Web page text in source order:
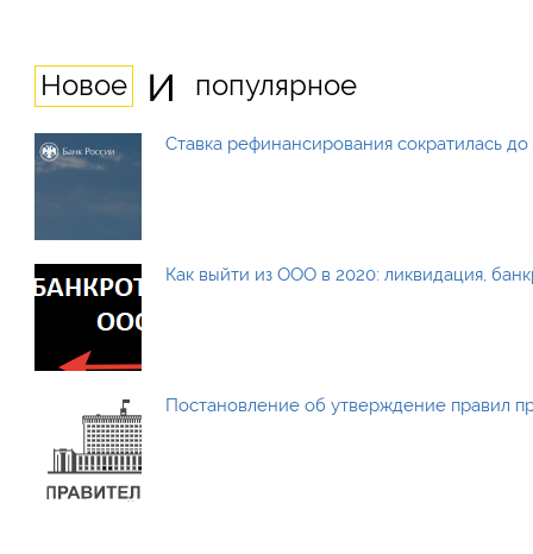
Новое и популярное
Ставка рефинансирования сократилась
Как выйти из ООО в 2020: ликвидация,
Постановление об утверждение правил